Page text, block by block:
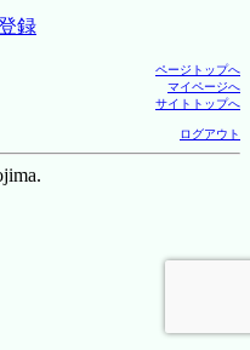
録
ページトップへ
マイページへ
サイトトップへ
ログアウト